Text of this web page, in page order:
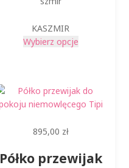
KASZMIR
Wybierz opcjeTen
wariantów.
Opcje
stronie
895,00 zł
Półko przewijak